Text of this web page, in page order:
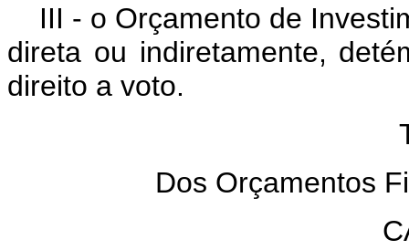
III - o Orçamento de
direta ou indiretamente,
direito a voto.
Dos Orçamentos